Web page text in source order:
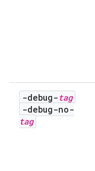
-debug-tag
-debug-no-
tag